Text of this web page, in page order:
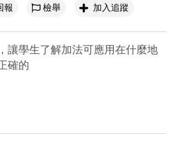
報
檢舉 加入追蹤
讓學生了解加法可應用在什麼地
確的